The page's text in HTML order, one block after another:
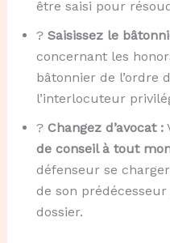
être saisi pour
?️ Saisissez le
concernant les
bâtonnier de l’ordre
l’interlocuteur
? Changez d’avocat :
de conseil à tout
défenseur se
de son
dossier.